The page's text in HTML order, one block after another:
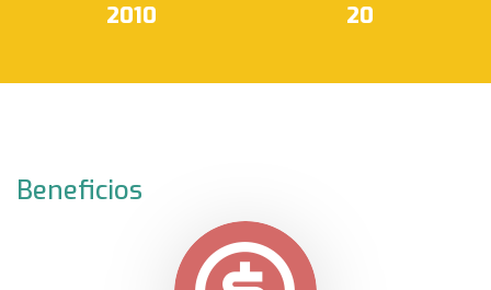
2010 20
Beneficios